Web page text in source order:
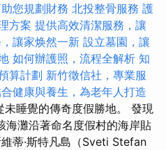
您規劃財務 北投整骨服務 護
方案 提供高效清潔服務，讓
讓家焕然一新 設立墓園，讓
如何辦護照，流程全解析 知
算計劃 新竹徵信社，專業服
健康與養生，為老年人打造
睡覺的傳奇度假勝地。 發現
灘沿著命名度假村的海岸貼
蒂·斯特凡島（Sveti Stefan